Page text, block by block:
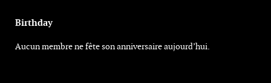
Birthday
Aucun membre ne fête son anniversaire aujourd’hui.